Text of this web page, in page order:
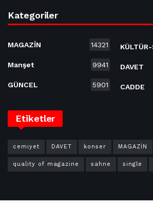
Kategoriler
MAGAZİN 14321
Manşet 9941
GÜNCEL 5901
DAVET
CADDE
Etiketler
cemiyet DAVET konser MAGAZİN
quality of magazine sahne single